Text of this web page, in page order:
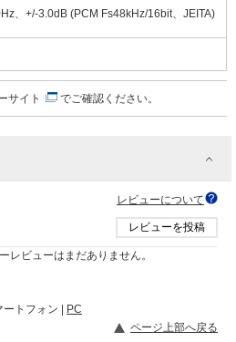
、+/-3.0dB (PCM Fs48kHz/16bit、JEITA)
サイト でご確認ください。
レビューについて
レビューを投稿
レビューはまだありません。
ートフォン |
PC
ページ上部へ戻る